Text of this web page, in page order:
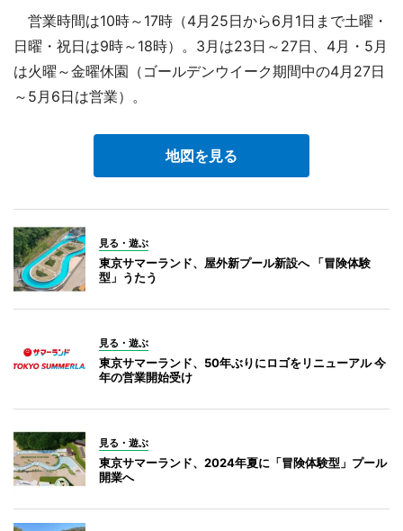
営業時間は10時～17時（4月25日から6月1日まで土曜・
日曜・祝日は9時～18時）。3月は23日～27日、4月・5月
は火曜～金曜休園（ゴールデンウイーク期間中の4月27日
～5月6日は営業）。
地図を見る
見る・遊ぶ
東京サマーランド、屋外新プール新設へ 「冒険体験
型」うたう
見る・遊ぶ
東京サマーランド、50年ぶりにロゴをリニューアル 今
年の営業開始受け
見る・遊ぶ
東京サマーランド、2024年夏に「冒険体験型」プール
開業へ